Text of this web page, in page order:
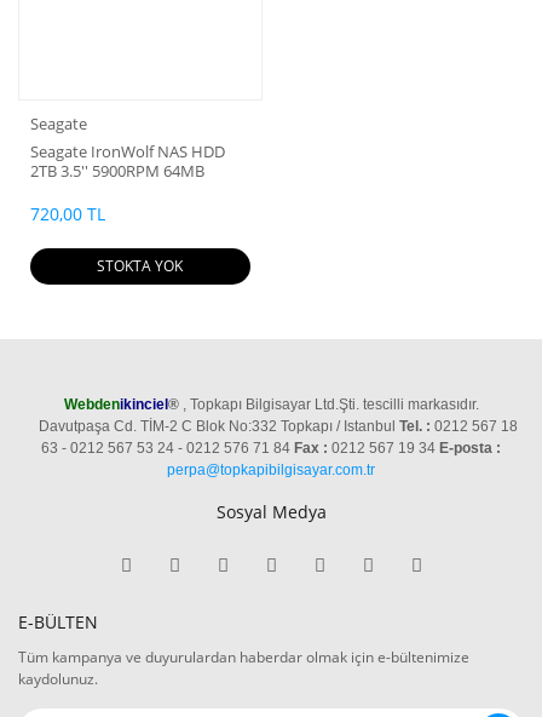
Seagate
Seagate IronWolf NAS HDD
2TB 3.5'' 5900RPM 64MB
ST2000VN004
720,00 TL
STOKTA YOK
Webdenikinciel®, Topkapı Bilgisayar Ltd.Şti. tescilli markasıdır.
Davutpaşa Cd. TİM-2 C Blok No:332 Topkapı / Istanbul Tel. : 0212 567 18
63 - 0212 567 53 24 - 0212 576 71 84 Fax : 0212 567 19 34 E-posta :
perpa@topkapibilgisayar.com.tr
Sosyal Medya
E-BÜLTEN
Tüm kampanya ve duyurulardan haberdar olmak için e-bültenimize
kaydolunuz.